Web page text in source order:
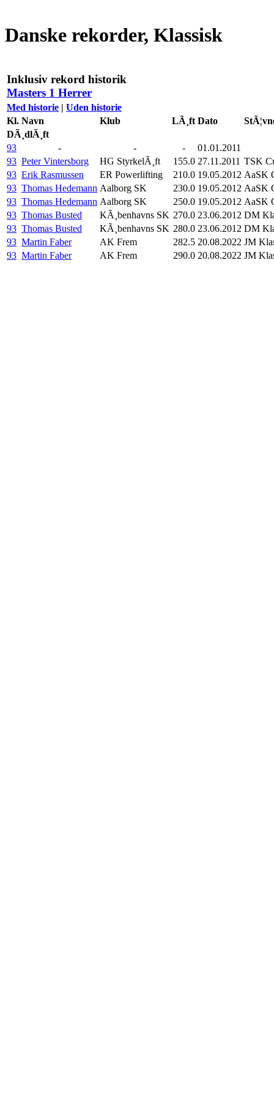
Danske rekorder, Klassisk
Inklusiv rekord historik
Masters 1 Herrer
Med historie | Uden historie
Kl. Navn Klub LÃ¸ft Dato
DÃ¸dlÃ¸ft
93
- - -
01.01.2011
93 Peter Vintersborg HG StyrkelÃ¸ft 155.0 27.11.2011 TSK
93 Erik Rasmussen ER Powerlifting 210.0 19.05.2012 AaSK
93 Thomas Hedemann Aalborg SK 230.0 19.05.2012 AaSK
93 Thomas Hedemann Aalborg SK 250.0 19.05.2012 AaSK
93 Thomas Busted KÃ¸benhavns SK 270.0 23.06.2012 DM
93 Thomas Busted KÃ¸benhavns SK 280.0 23.06.2012 DM
93 Martin Faber AK Frem 282.5 20.08.2022 JM
93 Martin Faber AK Frem 290.0 20.08.2022 JM